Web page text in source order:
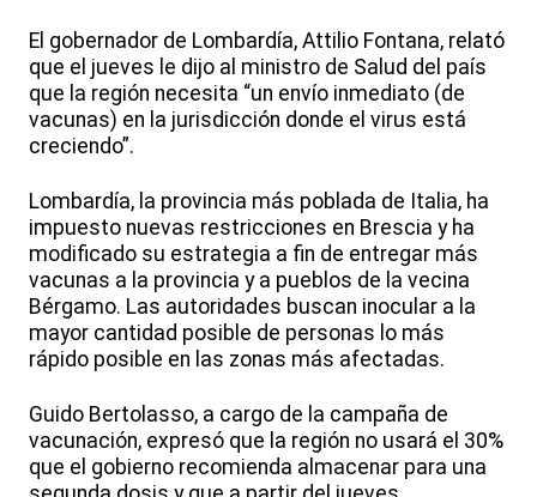
El gobernador de Lombardía, Attilio Fontana, relató
que el jueves le dijo al ministro de Salud del país
que la región necesita “un envío inmediato (de
vacunas) en la jurisdicción donde el virus está
creciendo”.
Lombardía, la provincia más poblada de Italia, ha
impuesto nuevas restricciones en Brescia y ha
modificado su estrategia a fin de entregar más
vacunas a la provincia y a pueblos de la vecina
Bérgamo. Las autoridades buscan inocular a la
mayor cantidad posible de personas lo más
rápido posible en las zonas más afectadas.
Guido Bertolasso, a cargo de la campaña de
vacunación, expresó que la región no usará el 30%
que el gobierno recomienda almacenar para una